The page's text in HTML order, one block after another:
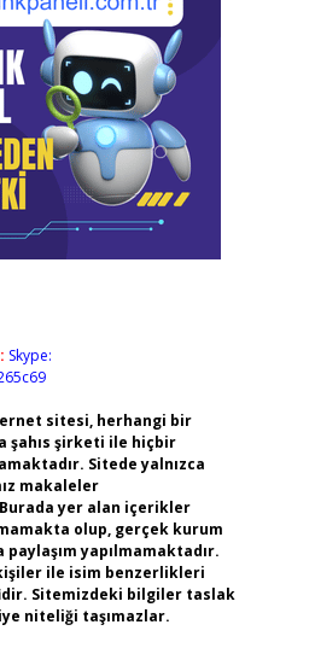
Skype:
sitesi, herhangi bir
şahıs şirketi ile hiçbir
Sitede yalnızca
makaleler
yer alan içerikler
olup, gerçek kurum
yapılmamaktadır.
ile isim benzerlikleri
Sitemizdeki bilgiler taslak
niteliği taşımazlar.